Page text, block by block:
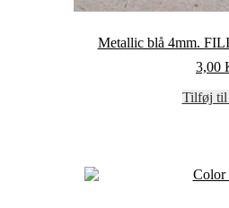
Metallic blå 4mm.
3,00
Tilføj til